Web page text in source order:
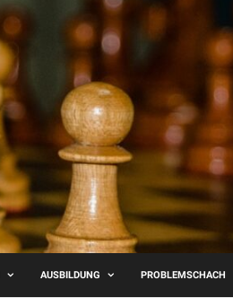
AUSBILDUNG PROBLEMSCHACH